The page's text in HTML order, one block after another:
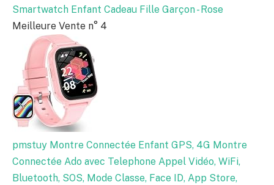
Smartwatch Enfant Cadeau Fille Garçon - Rose
Meilleure Vente n° 4
pmstuy Montre Connectée Enfant GPS, 4G Montre
Connectée Ado avec Telephone Appel Vidéo, WiFi,
Bluetooth, SOS, Mode Classe, Face ID, App Store,